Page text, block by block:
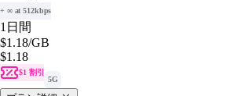
+ ∞ at 512kbps
1日間
$1.18/GB
$1.18
$1 割引
5G